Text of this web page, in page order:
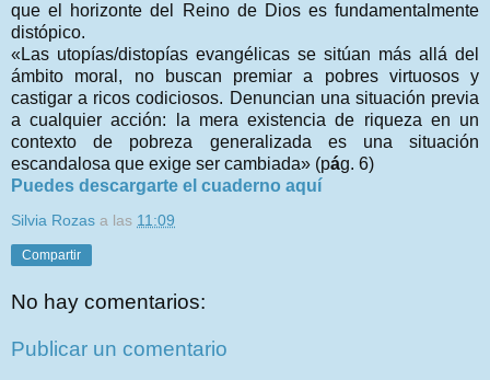
que el horizonte del Reino de Dios es fundamentalmente
distópico.
«Las utopías/distopías evangélicas se sitúan más allá del
ámbito moral, no buscan premiar a pobres virtuosos y
castigar a ricos codiciosos. Denuncian una situación previa
a cualquier acción: la mera existencia de riqueza en un
contexto de pobreza generalizada es una situación
escandalosa que exige ser cambiada» (pág. 6)
Puedes descargarte el cuaderno aquí
Silvia Rozas a las 11:09
Compartir
No hay comentarios:
Publicar un comentario